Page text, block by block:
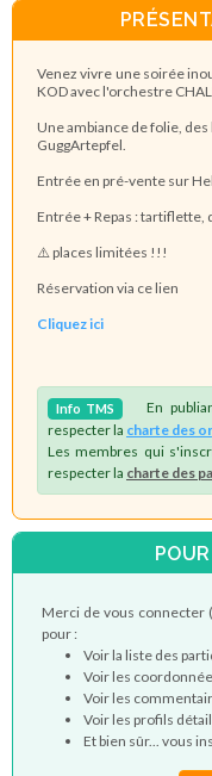
Venez vivre une soirée
KOD avec l'orchestre
Une ambiance de folie,
GuggArtepfel.
Entrée en pré-vente sur
Entrée + Repas : tartiflette,
⚠️ places limitées !!!
Réservation via ce lien
Cliquez ici
Info TMS En
respecter la charte des
Les membres qui
respecter la charte des
Merci de vous connecter
pour :
Voir la liste des
Voir les
Voir les
Voir les profils
Et bien sûr... vous